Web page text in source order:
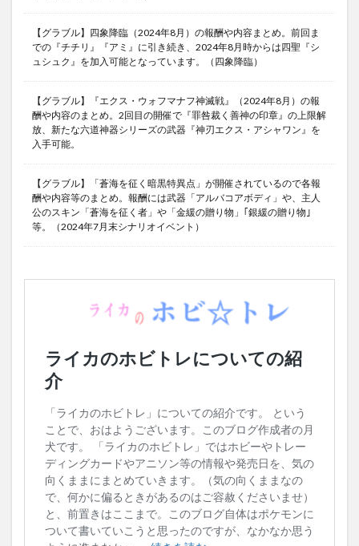
【グラブル】四象降臨（2024年8月）の報酬や内容まとめ。前回ま
での『チチリ』『アミ』に引き続き、2024年8月時からは四聖『シ
ュシュク』を加入可能となっています。（四象降臨）
【グラブル】『エクス・ウォフマナフ神滅戦』（2024年8月）の報
酬や内容のまとめ。2回目の開催で『罪咎裁く善神の印章』の上限解
放、新たな六道神器シリーズの武器『神刃エクス・アシャワン』を
入手可能。
【グラブル】「蒼海を征く暗黒特異点」が開催されているので各報
酬や内容等のまとめ。報酬には武器「アルバコアボディ」や、主人
公のスキン「蒼海を征く者」や「金緩の贈り物」｢銀緩の贈り物｣
等。（2024年7月末シナリオイベント）